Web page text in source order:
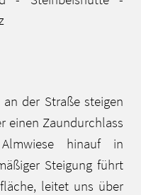
der Straße steigen
einen Zaundurchlass
hinauf in
Steigung führt
leitet uns über